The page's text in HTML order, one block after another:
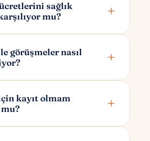
sağlık
mu?
bu nedenle ücretler sağlık
karşılanmamaktadır.
görüşmeler nasıl
Randevunuzu
sonra yalnızca size ve
kayıt olmam